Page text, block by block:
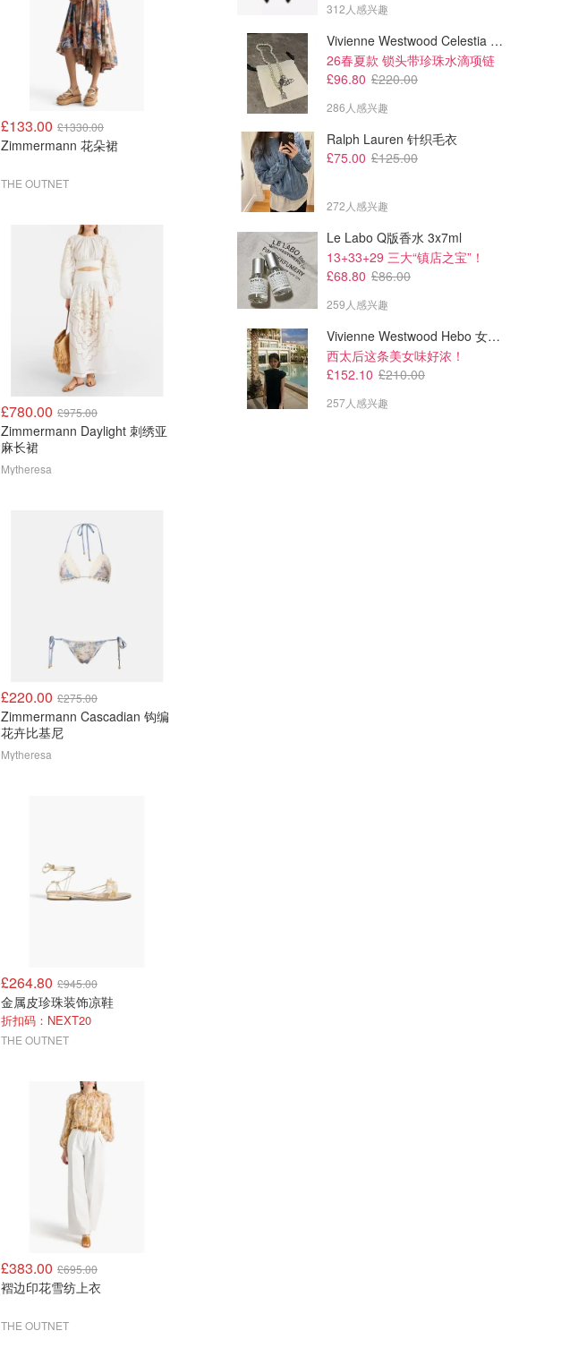
£133.00 £1330.00
Zimmermann 花朵裙
THE OUTNET
£780.00 £975.00
Zimmermann Daylight 刺绣亚
麻长裙
Mytheresa
£220.00 £275.00
Zimmermann Cascadian 钩编
花卉比基尼
Mytheresa
£264.80 £945.00
金属皮珍珠装饰凉鞋
折扣码：NEXT20
THE OUTNET
£383.00 £695.00
褶边印花雪纺上衣
THE OUTNET
312人感兴趣
Vivienne Westwood Celestia 小号吊坠项链
26春夏款 锁头带珍珠水滴项链
£96.80 £220.00
286人感兴趣
Ralph Lauren 针织毛衣
£75.00 £125.00
272人感兴趣
Le Labo Q版香水 3x7ml
13+33+29 三大“镇店之宝”！
£68.80 £86.00
259人感兴趣
Vivienne Westwood Hebo 女士迷你连衣裙
西太后这条美女味好浓！
£152.10 £210.00
257人感兴趣